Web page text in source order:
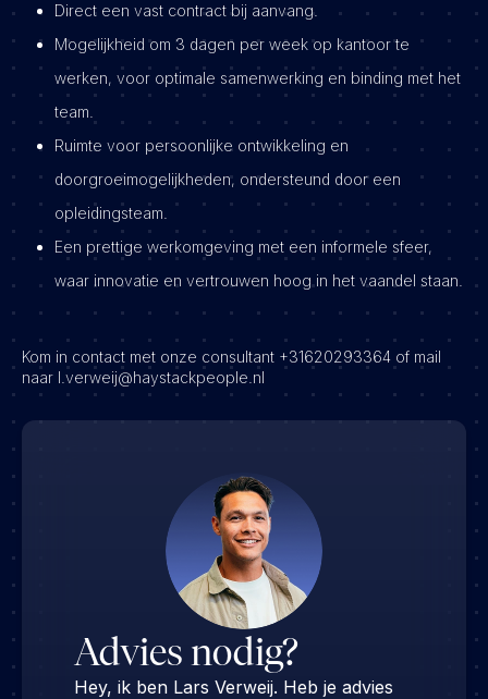
Direct een vast contract bij aanvang.
Mogelijkheid om 3 dagen per week op kantoor te
werken, voor optimale samenwerking en binding met het
team.
Ruimte voor persoonlijke ontwikkeling en
doorgroeimogelijkheden, ondersteund door een
opleidingsteam.
Een prettige werkomgeving met een informele sfeer,
waar innovatie en vertrouwen hoog in het vaandel staan.
Kom in contact met onze consultant +31620293364 of mail
naar l.verweij@haystackpeople.nl
Advies nodig?
Hey, ik ben Lars Verweij. Heb je advies